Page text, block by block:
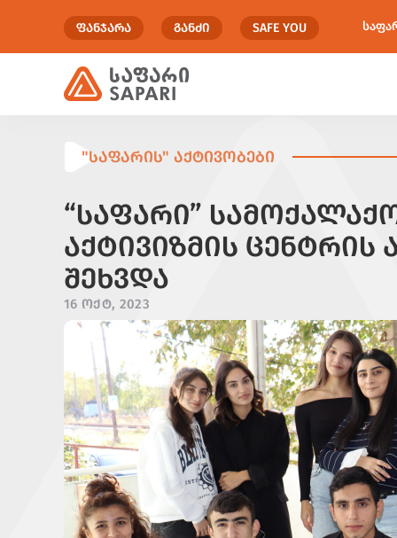
ᲤᲐᲜᲯᲐᲠᲐ ᲒᲐᲜᲫᲘ SAFE YOU
"ᲡᲐᲤᲐᲠᲘᲡ" ᲐᲥᲢᲘᲕᲝᲑᲔᲑᲘ
“ᲡᲐᲤᲐᲠᲘ”
ᲐᲥᲢᲘᲕᲘᲖᲛᲘᲡ ᲪᲔᲜᲢᲠᲘᲡ
ᲨᲔᲮᲕᲓᲐ
16 ᲝᲥᲢ, 2023